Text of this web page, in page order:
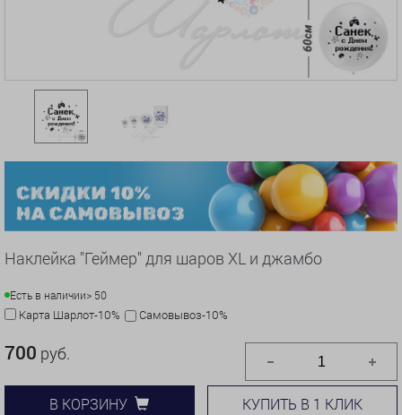
Наклейка "Геймер" для шаров XL и джамбо
Есть в наличии> 50
Карта Шарлот-10% Самовывоз-10%
700 руб.
В КОРЗИНУ КУПИТЬ В 1 КЛИК